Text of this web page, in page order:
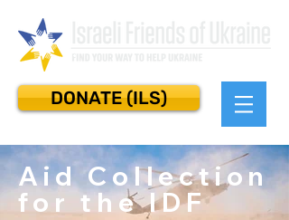
DONATE (ILS)
Aid Collection
for the IDF